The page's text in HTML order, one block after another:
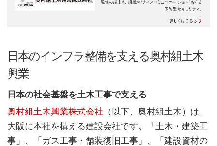
日本のインフラ整備を支える奥村組土木
興業
日本の社会基盤を土木工事で支える
奥村組土木興業株式会社 （以下、奥村組土木）は、
大阪に本社を構える建設会社です。「土木・建築工
事」、「ガス工事・舗装復旧工事」、「建設資材の